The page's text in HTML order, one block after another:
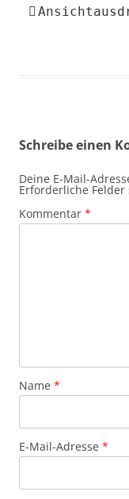
Ansicht
Schreibe einen
Deine E-Mail-
Erforderliche
Kommentar *
Name *
E-Mail-Adresse *